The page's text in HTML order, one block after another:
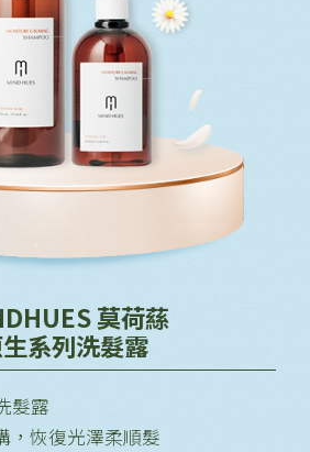
莫荷蕬
系列洗髮露
髮露
，恢復光澤柔順髮